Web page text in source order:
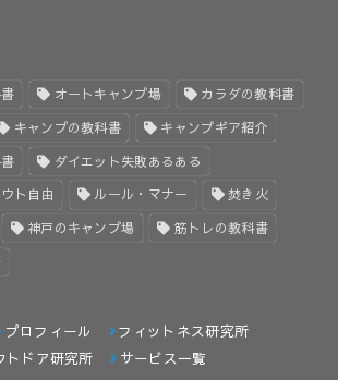
オートキャンプ場
カラダの教科書
キャンプの教科書
キャンプギア紹介
ダイエット失敗あるある
ト自由
ルール・マナー
焚き火
神戸のキャンプ場
筋トレの教科書
プロフィール
フィットネス研究所
トドア研究所
サービス一覧